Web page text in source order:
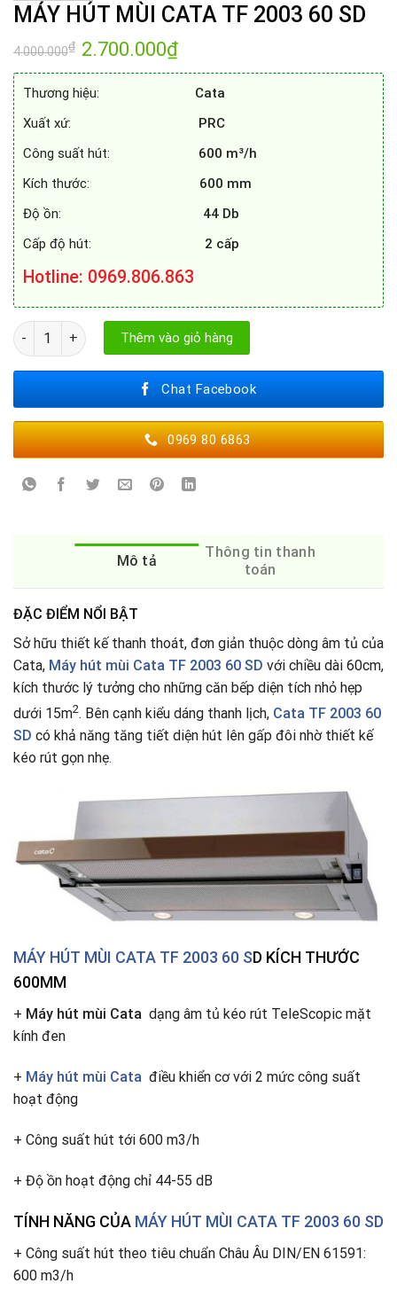
MÁY HÚT MÙI CATA TF 2003 60 SD
4.000.000₫ Giá
gốc
là:
2.700.000₫Giá
tại
2.700.000₫.
Thương hiệu: Cata
Xuất xứ:
PRC
Công suất hút:
600 m³/h
Kích thước: 600 mm
Độ ồn: 44 Db
Cấp độ hút: 2 cấp
Hotline: 0969.806.863
MÁY HÚT MÙI CATA TF 2003 60 SD số lượng
Thêm vào giỏ hàng
Chat Facebook
0969 80 6863
Mô tả
Thông tin thanh
toán
ĐẶC ĐIỂM NỔI BẬT
Sở hữu thiết kế thanh thoát, đơn giản thuộc dòng âm tủ của
Cata, Máy hút mùi Cata TF 2003 60 SD với chiều dài 60cm,
kích thước lý tưởng cho những căn bếp diện tích nhỏ hẹp
dưới 15m2. Bên cạnh kiểu dáng thanh lịch, Cata TF 2003 60
SD có khả năng tăng tiết diện hút lên gấp đôi nhờ thiết kế
kéo rút gọn nhẹ.
MÁY HÚT MÙI CATA TF 2003 60 SD KÍCH THƯỚC
600MM
+ Máy hút mùi Cata dạng âm tủ kéo rút TeleScopic mặt
kính đen
+ Máy hút mùi Cata điều khiển cơ với 2 mức công suất
hoạt động
+ Công suất hút tới 600 m3/h
+ Độ ồn hoạt động chỉ 44-55 dB
TÍNH NĂNG CỦA MÁY HÚT MÙI CATA TF 2003 60 SD
+ Công suất hút theo tiêu chuẩn Châu Âu DIN/EN 61591:
600 m3/h